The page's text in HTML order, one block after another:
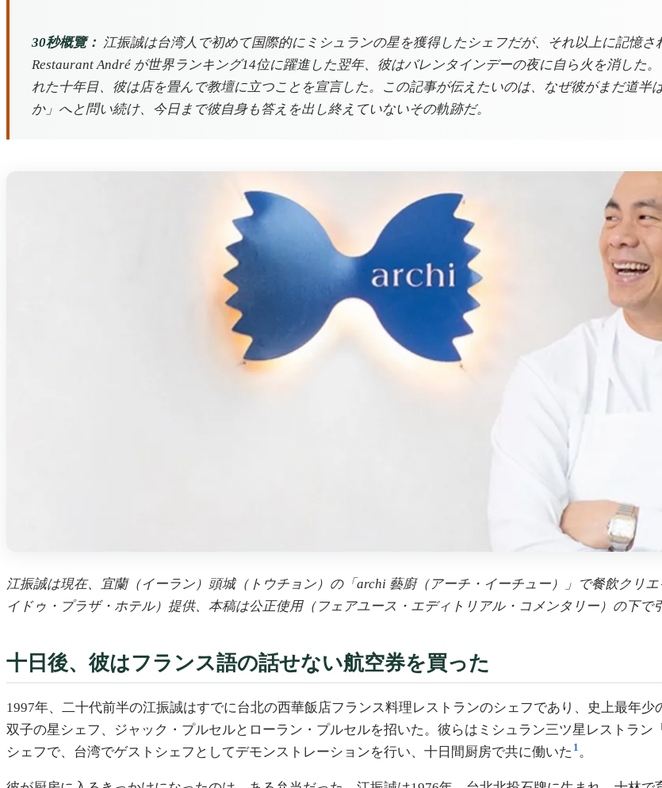
30秒概覽： 江振誠は台湾人で初めて国際的にミシュランの星を獲得したシェフだが、それ以上に記憶
Restaurant André が世界ランキング14位に躍進した翌年、彼はバレンタインデーの夜に自ら火を消した
れた十年目、彼は店を畳んで教壇に立つことを宣言した。この記事が伝えたいのは、なぜ彼がまだ道
か」へと問い続け、今日まで彼自身も答えを出し終えていないその軌跡だ。
江振誠は現在、宜蘭（イーラン）頭城（トウチョン）の「archi 藝廚（アーチ・イーチュー）」で餐飲クリ
イドゥ・プラザ・ホテル）提供、本稿は公正使用（フェアユース・エディトリアル・コメンタリー）の下で
十日後、彼はフランス語の話せない航空券を買った
1997年、二十代前半の江振誠はすでに台北の西華飯店フランス料理レストランのシェフであり、史上最年少
双子の星シェフ、ジャック・プルセルとローラン・プルセルを招いた。彼らはミシュラン三ツ星レストラン
シェフで、台湾でゲストシェフとしてデモンストレーションを行い、十日間厨房で共に働いた 1。